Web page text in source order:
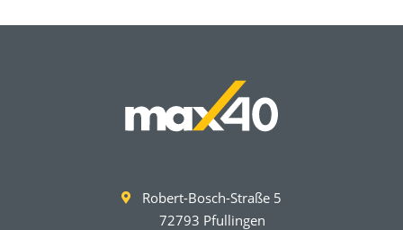
 Robert-Bosch-Straße 5
72793 Pfullingen